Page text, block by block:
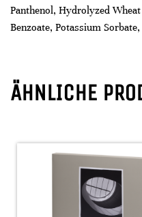
Panthenol, Hydrolyzed
Benzoate, Potassium
ÄHNLICHE